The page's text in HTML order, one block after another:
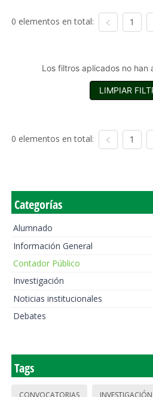
0 elementos en total: 1
Los filtros aplicados no han
LIMPIAR
0 elementos en total: 1
Categorías
Alumnado
Información General
Contador Público
Investigación
Noticias institucionales
Debates
Tags